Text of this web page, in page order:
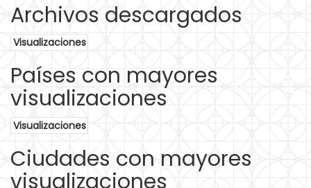
Archivos descargados
Visualizaciones
Países con mayores
visualizaciones
Visualizaciones
Ciudades con mayores
visualizaciones